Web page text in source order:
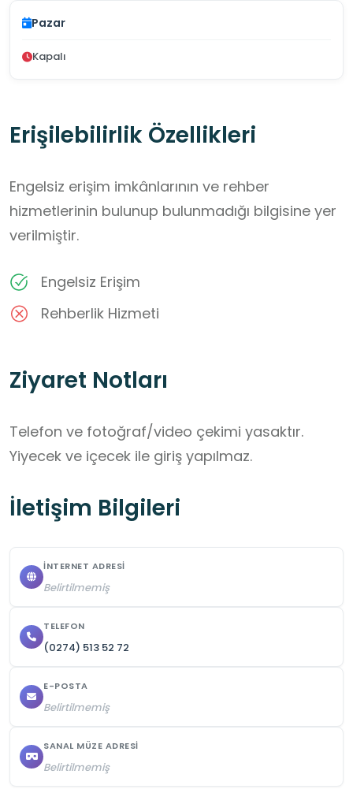
Pazar
Kapalı
Erişilebilirlik Özellikleri
Engelsiz erişim imkânlarının ve rehber
hizmetlerinin bulunup bulunmadığı bilgisine yer
verilmiştir.
Engelsiz Erişim
Rehberlik Hizmeti
Ziyaret Notları
Telefon ve fotoğraf/video çekimi yasaktır.
Yiyecek ve içecek ile giriş yapılmaz.
İletişim Bilgileri
İNTERNET ADRESI
Belirtilmemiş
TELEFON
(0274) 513 52 72
E-POSTA
Belirtilmemiş
SANAL MÜZE ADRESI
Belirtilmemiş